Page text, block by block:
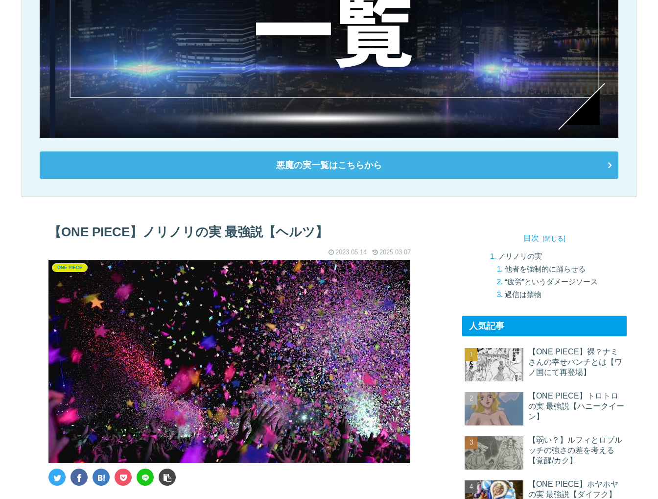
悪魔の実一覧はこちらから
【ONE PIECE】ノリノリの実 最強説【ヘルツ】
2023.05.14 2025.03.07
ONE PIECE
目次
ノリノリの実
他者を強制的に踊らせる
“疲労”というダメージソース
過信は禁物
人気記事
【ONE PIECE】裸？ナミ
さんの幸せパンチとは【ワ
ノ国にて再登場】
【ONE PIECE】トロトロ
の実 最強説【ハニークイー
ン】
【弱い？】ルフィとロブル
ッチの強さの差を考える
【覚醒/カク】
【ONE PIECE】ホヤホヤ
の実 最強説【ダイフク】